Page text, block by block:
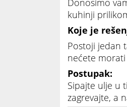
Donosimo
kuhinji
Koje je
Postoji jedan
nećete
Postupak:
Sipajte ulje u
zagrevajte, a